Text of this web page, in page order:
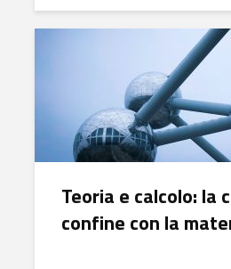
Teoria e calcolo: la
confine con la